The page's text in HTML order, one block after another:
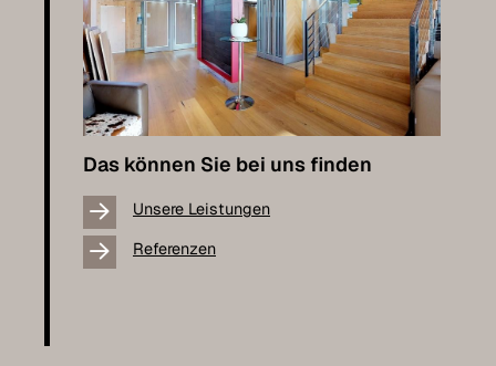
Das können Sie bei uns finden
Unsere Leistungen
Referenzen